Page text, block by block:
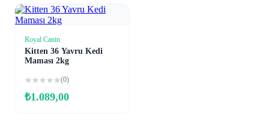
Sepete Ekle
Royal Canin
Kitten 36 Yavru Kedi
Maması 2kg
(0)
₺1.089,00